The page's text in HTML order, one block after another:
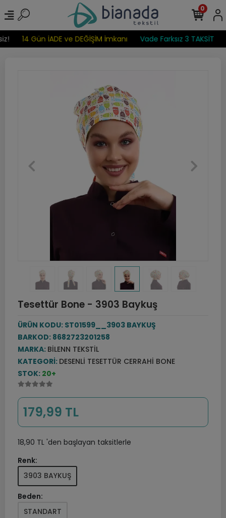
14 Gün İADE ve DEĞİŞİM İmkanı Vade Farksız 3 TAKSİT
0
Tesettür Bone - 3903 Baykuş
ÜRÜN KODU: ST01599__3903 BAYKUŞ
BARKOD: 8682723201258
MARKA: BILENN TEKSTIL
KATEGORI: DESENLI TESETTÜR CERRAHI BONE
STOK: 20+
179,99 TL
18,90 TL 'den başlayan taksitlerle
Renk:
3903 BAYKUŞ
Beden:
STANDART